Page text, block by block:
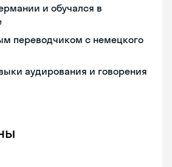
и обучался в
переводчиком с немецкого
аудирования и говорения